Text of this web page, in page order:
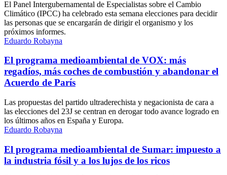
El Panel Intergubernamental de Especialistas sobre el Cambio
Climático (IPCC) ha celebrado esta semana elecciones para decidir
las personas que se encargarán de dirigir el organismo y los
próximos informes.
Eduardo Robayna
El programa medioambiental de VOX: más
regadíos, más coches de combustión y abandonar el
Acuerdo de París
Las propuestas del partido ultraderechista y negacionista de cara a
las elecciones del 23J se centran en derogar todo avance logrado en
los últimos años en España y Europa.
Eduardo Robayna
El programa medioambiental de Sumar: impuesto a
la industria fósil y a los lujos de los ricos